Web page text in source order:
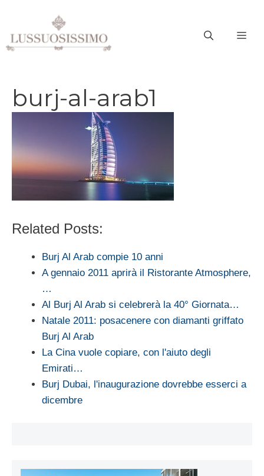
contenuto
burj-al-arab1
Related Posts:
Burj Al Arab compie 10 anni
A gennaio 2011 aprirà il Ristorante Atmosphere,
…
Al Burj Al Arab si celebrerà la 40° Giornata…
Natale 2011: posacenere con diamanti griffato
Burj Al Arab
La Cina vuole copiare, con l'aiuto degli
Emirati…
Burj Dubai, l'inaugurazione dovrebbe esserci a
dicembre